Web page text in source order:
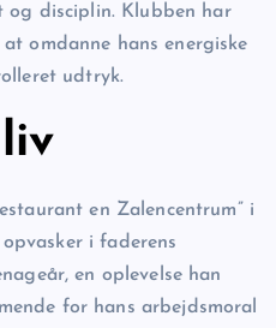
og disciplin. Klubben har
omdanne hans energiske
udtryk.
en Zalencentrum” i
i faderens
en oplevelse han
for hans arbejdsmoral